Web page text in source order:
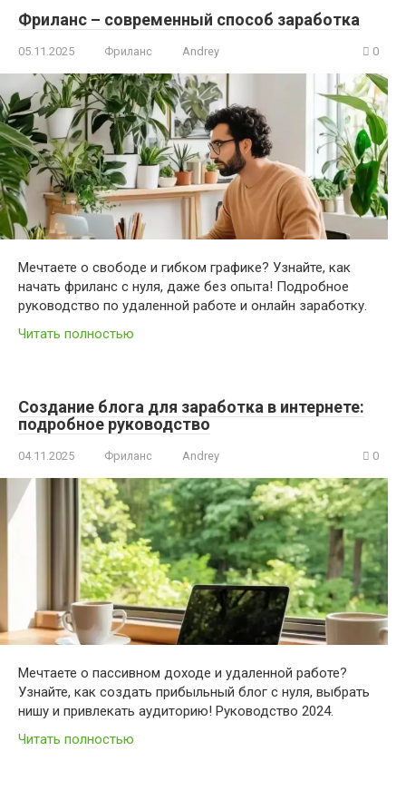
Фриланс – современный способ заработка
05.11.2025 Фриланс Andrey 0
Мечтаете о свободе и гибком графике? Узнайте, как
начать фриланс с нуля, даже без опыта! Подробное
руководство по удаленной работе и онлайн заработку.
Читать полностью
Создание блога для заработка в интернете:
подробное руководство
04.11.2025 Фриланс Andrey 0
Мечтаете о пассивном доходе и удаленной работе?
Узнайте, как создать прибыльный блог с нуля, выбрать
нишу и привлекать аудиторию! Руководство 2024.
Читать полностью